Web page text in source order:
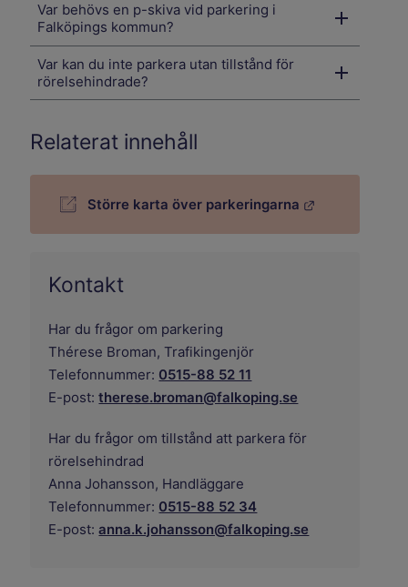
Var behövs en p-skiva vid parkering i
Falköpings kommun?
Var kan du inte parkera utan tillstånd för
rörelsehindrade?
Relaterat innehåll
Större karta över parkeringarna
Länk till annan webbplats.
Kontakt
Har du frågor om parkering
Thérese Broman,Trafikingenjör
Telefonnummer: 0515-88 52 11
E-post: therese.broman@falkoping.se
Har du frågor om tillstånd att parkera för
rörelsehindrad
Anna Johansson, Handläggare
Telefonnummer: 0515-88 52 34
E-post: anna.k.johansson@falkoping.se